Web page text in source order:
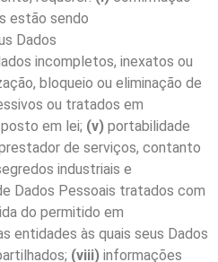
estão sendo
Dados
incompletos, inexatos ou
bloqueio ou eliminação de
ou tratados em
em lei; (v) portabilidade
de serviços, contanto
industriais e
Dados Pessoais tratados com
do permitido em
entidades às quais seus Dados
(viii) informações